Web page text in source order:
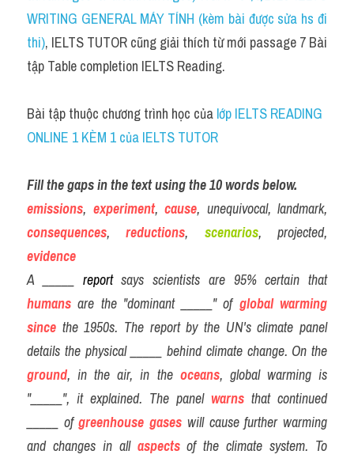
Social Issues
Đề thi THPT
Technology
Advice
Listening
Writing
Đề thi thật IELTS Reading
Vocabulary
Education
Business
WRITING GENERAL MÁY TÍNH (kèm bài được sửa hs đi
thi), IELTS TUTOR cũng giải thích từ mới passage 7 Bài
tập Table completion IELTS Reading.
Bài tập thuộc chương trình học của lớp IELTS READING
ONLINE 1 KÈM 1 của IELTS TUTOR
Fill the gaps in the text using the 10 words below.
emissions, experiment, cause
consequences, reductions, scenarios
evidence
A _____ report
says scientists are 95% certain that
humans are the "dominant _____" of global warming
since the 1950s. The report by the UN's climate panel
ground, in the air, in the oceans, global warming is
"_____", it explained. The panel warns that continued
_____ of greenhouse gases will cause further warming
and changes in all aspects